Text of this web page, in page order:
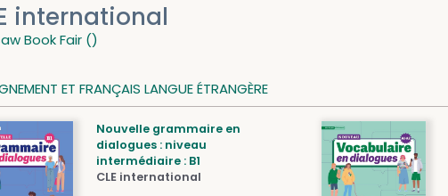
international
Book Fair ()
ET FRANÇAIS LANGUE ÉTRANGÈRE
Nouvelle grammaire en
dialogues : niveau
intermédiaire : B1
CLE international